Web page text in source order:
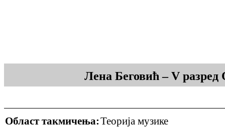
Лена Беговић – V
Област такмичења:Теорија музике